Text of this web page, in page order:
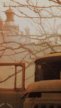
работе